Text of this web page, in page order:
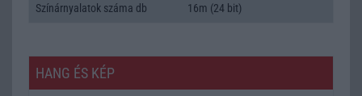
Színárnyalatok száma db 16m (24 bit)
HANG ÉS KÉP